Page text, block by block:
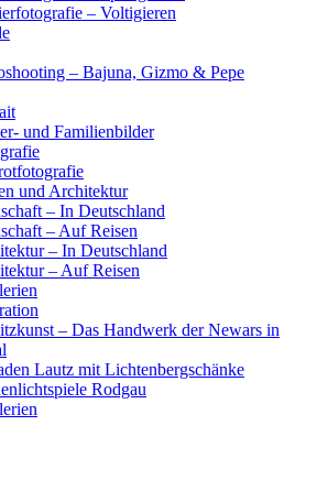
– Voltigieren
– Bajuna, Gizmo & Pepe
und Familienbilder
und Architektur
– In Deutschland
– Auf Reisen
– In Deutschland
– Auf Reisen
– Das Handwerk der Newars in
Lautz mit Lichtenbergschänke
Rodgau